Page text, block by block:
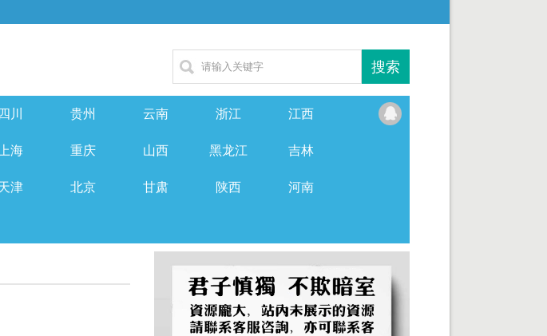
四川 贵州 云南 浙江 江西
上海 重庆 山西 黑龙江 吉林
津 北京 甘肃 陕西 河南